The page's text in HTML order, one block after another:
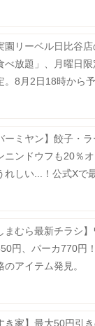
園リーベル日比谷店
べ放題」、月曜日
。8月2日18時から
ーミヤン】餃子・ラ
ニンドウフも20％
れしい...！公式Xで
まむら最新チラシ
円、パーカ770円
のアイテム発見。
き家】最大50円引